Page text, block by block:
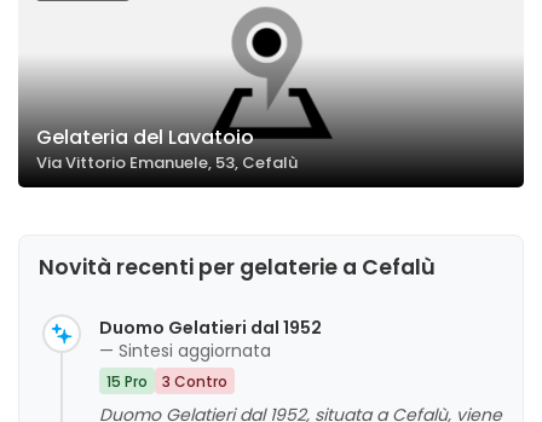
Gelateria del Lavatoio
Via Vittorio Emanuele, 53, Cefalù
Novità recenti per gelaterie a Cefalù
Duomo Gelatieri dal 1952
— Sintesi aggiornata
15 Pro 3 Contro
Duomo Gelatieri dal 1952, situata a Cefalù, viene